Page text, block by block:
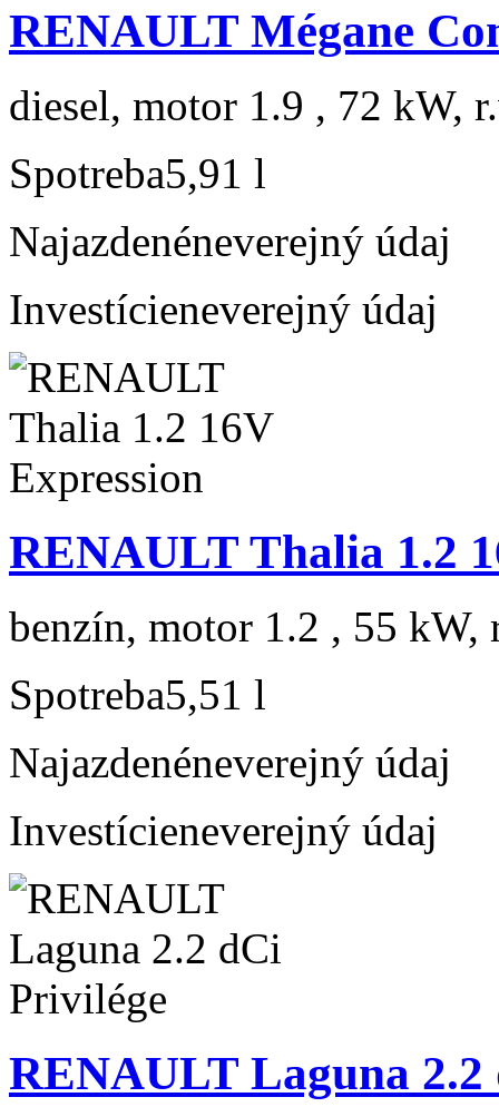
RENAULT Mégane
diesel, motor 1.9 , 72 kW,
Spotreba5,91 l
Najazdenéneverejný údaj
Investícieneverejný údaj
RENAULT Thalia 1.2
benzín, motor 1.2 , 55 kW,
Spotreba5,51 l
Najazdenéneverejný údaj
Investícieneverejný údaj
RENAULT Laguna